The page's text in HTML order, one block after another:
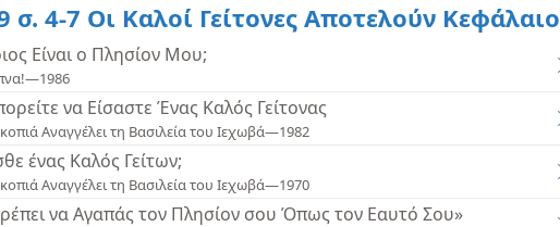
σ. 4-7 Οι Καλοί Γείτονες Αποτελούν Κεφάλαιο
Είναι ο Πλησίον Μου;
να Είσαστε Ένας Καλός Γείτονας
Αναγγέλει τη Βασιλεία του Ιεχωβά—1982
ένας Καλός Γείτων;
Αναγγέλει τη Βασιλεία του Ιεχωβά—1970
να Αγαπάς τον Πλησίον σου Όπως τον Εαυτό Σου»